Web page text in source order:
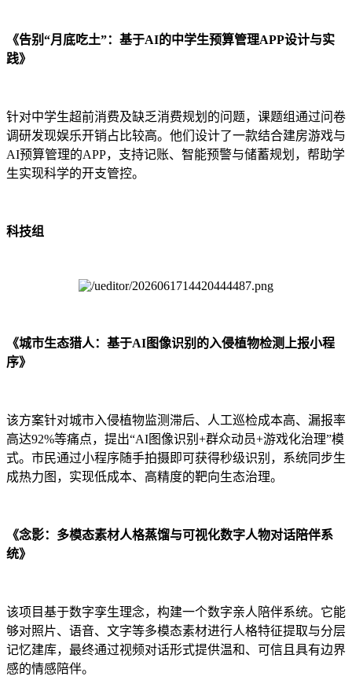
《告别“月底吃土”：基于AI的中学生预算管理APP设计与实
践》
针对中学生超前消费及缺乏消费规划的问题，课题组通过问卷
调研发现娱乐开销占比较高。他们设计了一款结合建房游戏与
AI预算管理的APP，支持记账、智能预警与储蓄规划，帮助学
生实现科学的开支管控。
科技组
《城市生态猎人：基于AI图像识别的入侵植物检测上报小程
序》
该方案针对城市入侵植物监测滞后、人工巡检成本高、漏报率
高达92%等痛点，提出“AI图像识别+群众动员+游戏化治理”模
式。市民通过小程序随手拍摄即可获得秒级识别，系统同步生
成热力图，实现低成本、高精度的靶向生态治理。
《念影：多模态素材人格蒸馏与可视化数字人物对话陪伴系
统》
该项目基于数字孪生理念，构建一个数字亲人陪伴系统。它能
够对照片、语音、文字等多模态素材进行人格特征提取与分层
记忆建库，最终通过视频对话形式提供温和、可信且具有边界
感的情感陪伴。